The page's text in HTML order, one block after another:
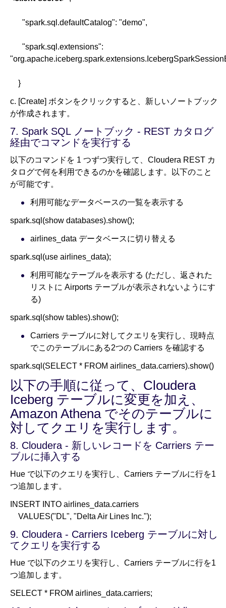
"spark.sql.defaultCatalog": "demo",
"spark.sql.extensions":
}
c. [Create] ボタンをクリックすると、新しいノートブック
が作成されます。
7. Spark SQL ノートブック - REST カタログ
経由でコマンドを実行する
以下のコマンドを 1 つずつ実行して、Cloudera REST カ
タログで何を利用できるのかを確認します。以下のこと
が可能です。
利用可能なデータベースの一覧を表示する
spark.sql(show databases).show();
airlines_data データベースに切り替える
spark.sql(use airlines_data);
利用可能なテーブルを表示する (ただし、返された
リストに Airports テーブルが表示されないようにす
る)
spark.sql(show tables).show();
Carriers テーブルに対してクエリを実行し、現時点
でこのテーブルにある2つの Carriers を確認する
spark.sql(SELECT * FROM airlines_data.carriers).show()
以下の手順に従って、Cloudera
Iceberg テーブルに変更を加え、
Amazon Athena でそのテーブルに
対してクエリを実行します。
8. Cloudera - 新しいレコードを Carriers テー
ブルに挿入する
Hue で以下のクエリを実行し、Carriers テーブルに行を1
つ追加します。
INSERT INTO airlines_data.carriers
VALUES("DL", "Delta Air Lines Inc.");
9. Cloudera - Carriers Iceberg テーブルに対し
てクエリを実行する
Hue で以下のクエリを実行し、Carriers テーブルに行を1
つ追加します。
SELECT * FROM airlines_data.carriers;